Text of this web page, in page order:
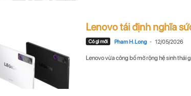
Lenovo tái định nghĩa
Có gì mới Pham H. Long - 12/05/2026
Lenovo vừa công bố mở rộng hệ sinh thái